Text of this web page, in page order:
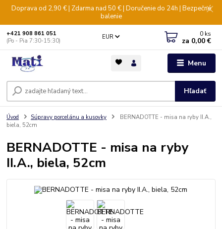
Doprava od 2,90 € | Zdarma nad 50 € | Doručenie do 24h | Bezpečné
balenie
Menu
EUR
Hľadať
+421 908 861 051
(Po - Pia 7:30-15:30)
0 ks
za 0,00 €
Úvod Súpravy porcelánu a kusovky
BERNADOTTE - misa na ryby II.A.,
biela, 52cm
BERNADOTTE - misa na ryby
II.A., biela, 52cm